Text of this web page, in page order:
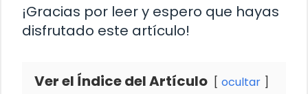
¡Gracias por leer y espero que hayas
disfrutado este artículo!
Ver el Índice del Artículo ocultar